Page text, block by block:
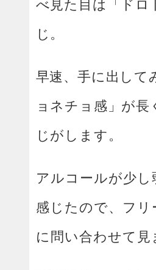
べ見た目は「ドロ
じ。
早速、手に出して
ョネチョ感」が長
じがします。
アルコールが少し
感じたので、フ
に問い合わせて見